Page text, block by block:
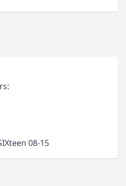
08-15